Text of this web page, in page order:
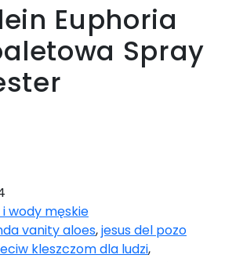
Euphoria
Spray
wody męskie
vanity aloes,jesus del pozo
kleszczom dla ludzi,